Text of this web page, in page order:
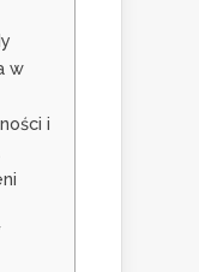
w
i